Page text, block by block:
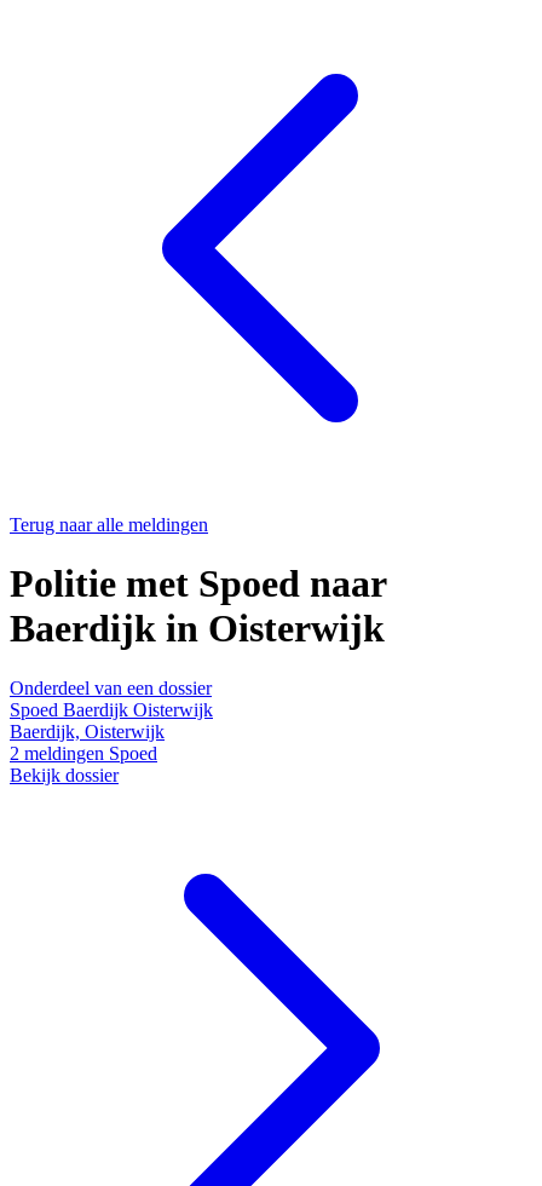
Terug naar alle meldingen
Politie met Spoed naar
Baerdijk in Oisterwijk
Onderdeel van een dossier
Spoed Baerdijk Oisterwijk
Baerdijk, Oisterwijk
2 meldingen Spoed
Bekijk dossier